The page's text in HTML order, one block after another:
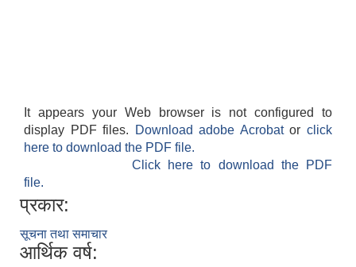
It appears your Web browser is not configured to
display PDF files.
Download adobe Acrobatorclick
here to download the PDF file.
Click here to download the PDF
file.
प्रकार:
सूचना तथा समाचार
आर्थिक वर्ष: